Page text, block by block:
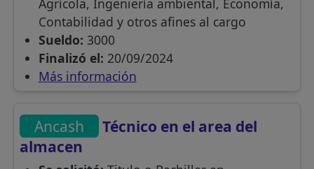
Contabilidad y otros afines al cargo
Sueldo: 3000
Finalizó el: 20/09/2024
Más información
Ancash
Técnico en el area del
almacen